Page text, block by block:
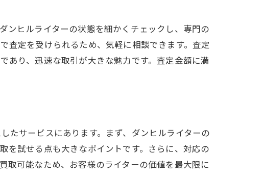
ク
ンヒルライターの状態を細かくチェックし、専門の
査定を受けられるため、気軽に相談できます。査定
あり、迅速な取引が大きな魅力です。査定金額に満
たサービスにあります。まず、ダンヒルライターの
を試せる点も大きなポイントです。さらに、対応の
取可能なため、お客様のライターの価値を最大限に